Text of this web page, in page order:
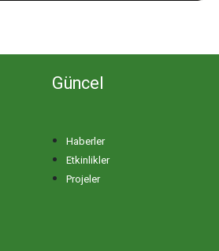
Güncel
Haberler
Etkinlikler
Projeler